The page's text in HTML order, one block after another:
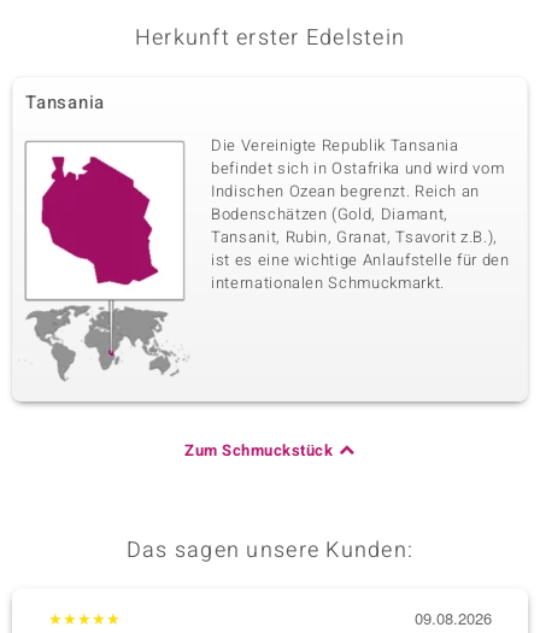
Herkunft erster Edelstein
Tansania
Die Vereinigte Republik Tansania
befindet sich in Ostafrika und wird vom
Indischen Ozean begrenzt. Reich an
Bodenschätzen (Gold, Diamant,
Tansanit, Rubin, Granat, Tsavorit z.B.),
ist es eine wichtige Anlaufstelle für den
internationalen Schmuckmarkt.
Zum Schmuckstück
Das sagen unsere Kunden:
★★★★★
09.08.2026